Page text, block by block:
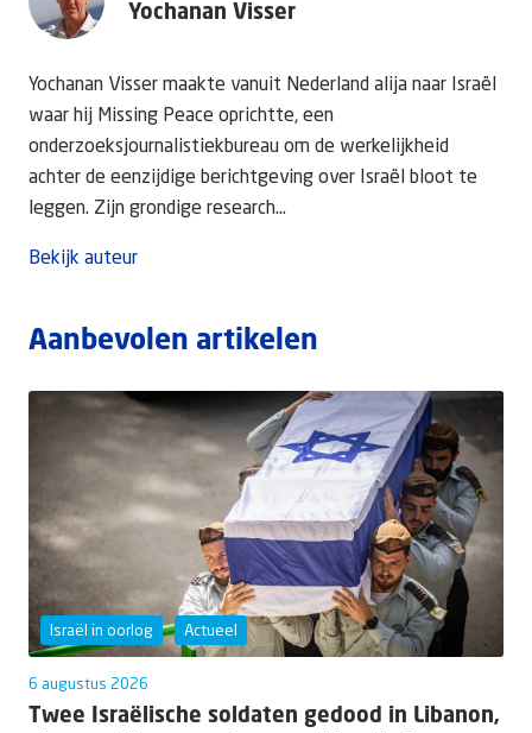
Yochanan Visser
Yochanan Visser maakte vanuit Nederland alija naar Israël
waar hij Missing Peace oprichtte, een
onderzoeksjournalistiekbureau om de werkelijkheid
achter de eenzijdige berichtgeving over Israël bloot te
leggen. Zijn grondige research...
Bekijk auteur
Aanbevolen artikelen
Israël in oorlog Actueel
6 augustus 2026
Twee Israëlische soldaten gedood in Libanon,